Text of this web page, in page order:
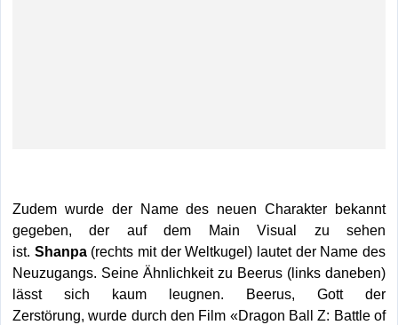
Zudem wurde der Name des neuen Charakter bekannt
gegeben, der auf dem Main Visual zu sehen
ist. Shanpa (rechts mit der Weltkugel) lautet der Name des
Neuzugangs. Seine Ähnlichkeit zu Beerus (links daneben)
lässt sich kaum leugnen. Beerus, Gott der
Zerstörung, wurde durch den Film «Dragon Ball Z: Battle of